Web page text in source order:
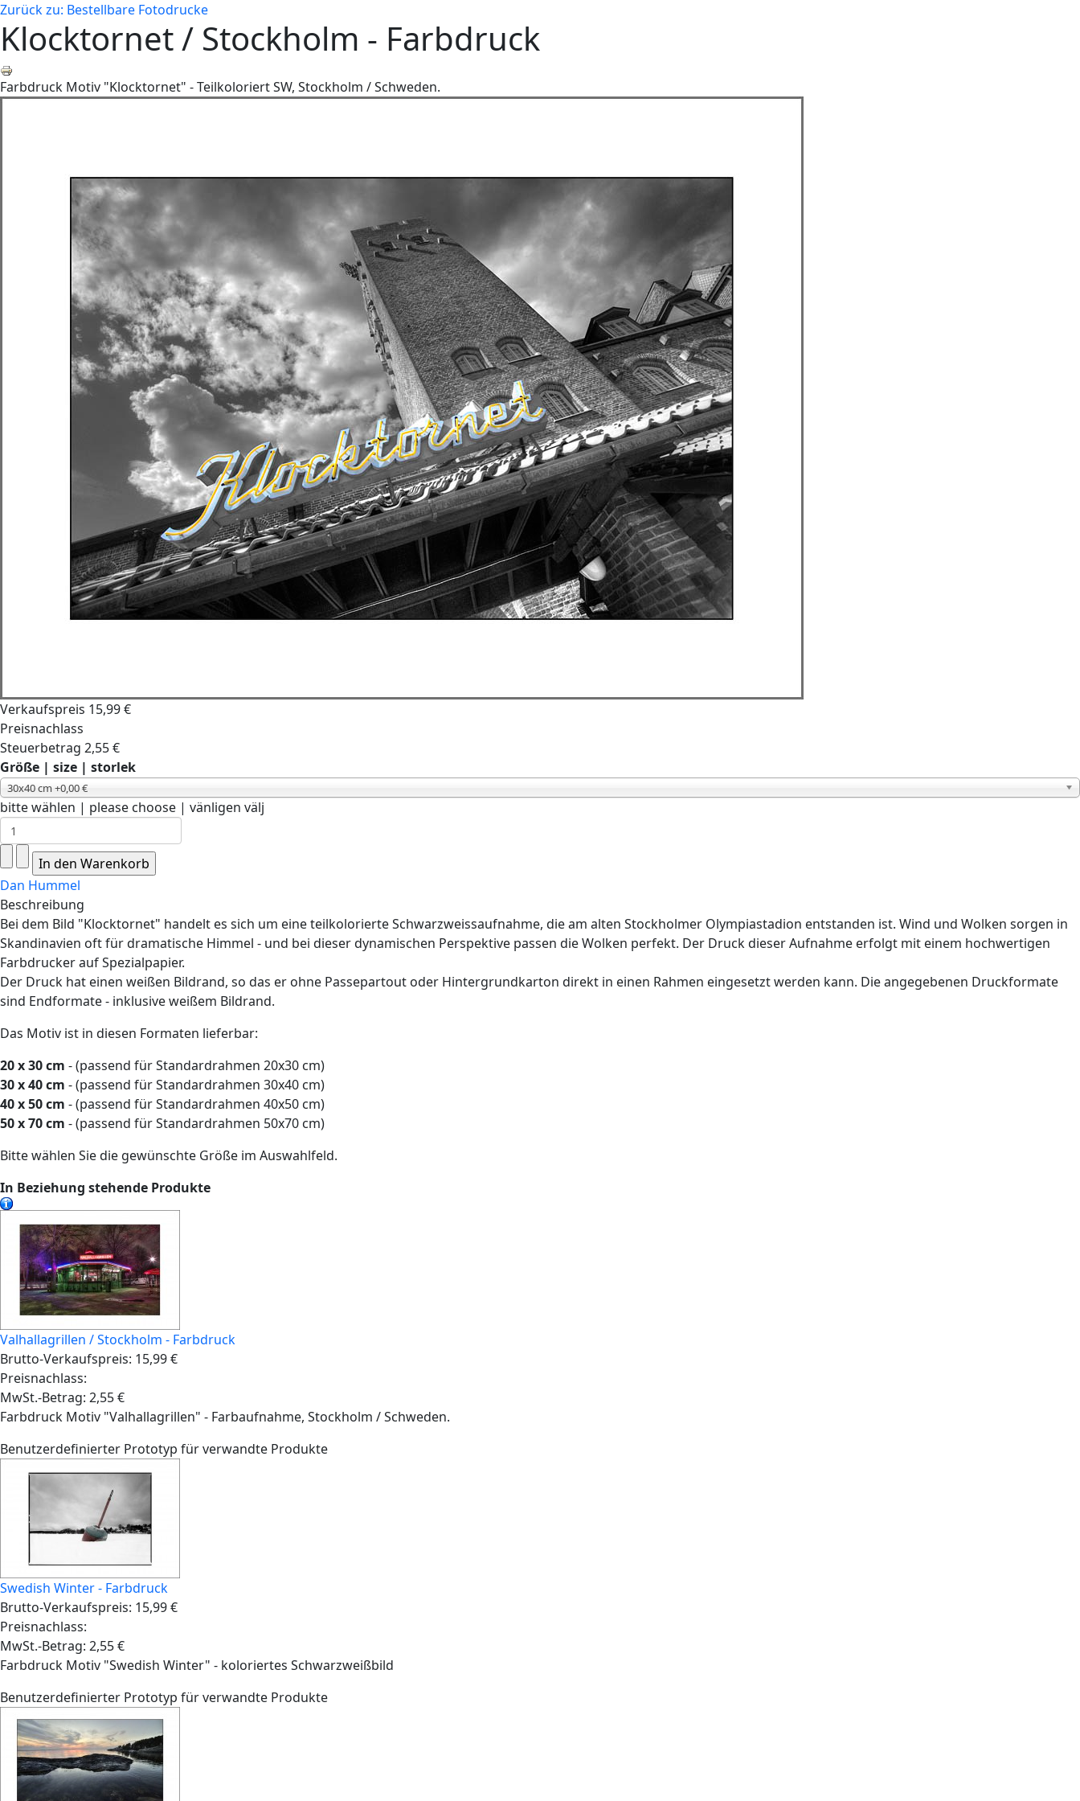
Zurück zu: Bestellbare Fotodrucke
Klocktornet / Stockholm - Farbdruck
Farbdruck Motiv "Klocktornet" - Teilkoloriert SW, Stockholm / Schweden.
Verkaufspreis 15,99 €
Preisnachlass
Steuerbetrag 2,55 €
Größe | size | storlek
30x40 cm +0,00 €
bitte wählen | please choose | vänligen välj
Dan Hummel
Beschreibung
Bei dem Bild "Klocktornet" handelt es sich um eine teilkolorierte Schwarzweissaufnahme, die am alten Stockholmer Olympiastadion entstanden ist. Wind und Wolken sorgen in
Skandinavien oft für dramatische Himmel - und bei dieser dynamischen Perspektive passen die Wolken perfekt. Der Druck dieser Aufnahme erfolgt mit einem hochwertigen
Farbdrucker auf Spezialpapier.
Der Druck hat einen weißen Bildrand, so das er ohne Passepartout oder Hintergrundkarton direkt in einen Rahmen eingesetzt werden kann. Die angegebenen Druckformate
sind Endformate - inklusive weißem Bildrand.
Das Motiv ist in diesen Formaten lieferbar:
20 x 30 cm - (passend für Standardrahmen 20x30 cm)
30 x 40 cm - (passend für Standardrahmen 30x40 cm)
40 x 50 cm - (passend für Standardrahmen 40x50 cm)
50 x 70 cm - (passend für Standardrahmen 50x70 cm)
Bitte wählen Sie die gewünschte Größe im Auswahlfeld.
In Beziehung stehende Produkte
Valhallagrillen / Stockholm - Farbdruck
Brutto-Verkaufspreis: 15,99 €
Preisnachlass:
MwSt.-Betrag: 2,55 €
Farbdruck Motiv "Valhallagrillen" - Farbaufnahme, Stockholm / Schweden.
Benutzerdefinierter Prototyp für verwandte Produkte
Swedish Winter - Farbdruck
Brutto-Verkaufspreis: 15,99 €
Preisnachlass:
MwSt.-Betrag: 2,55 €
Farbdruck Motiv "Swedish Winter" - koloriertes Schwarzweißbild
Benutzerdefinierter Prototyp für verwandte Produkte